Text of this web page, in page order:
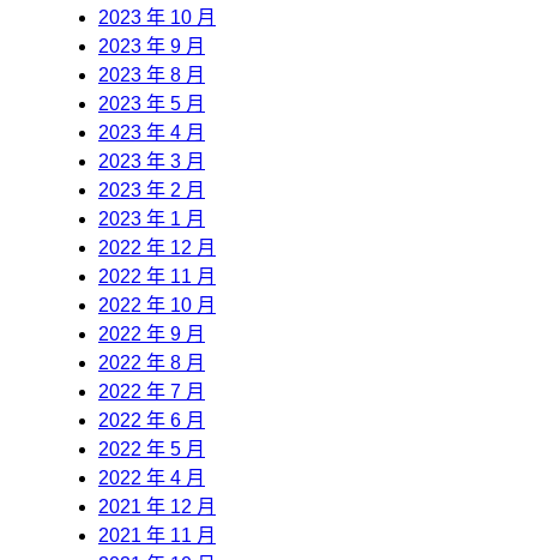
2023 年 10 月
2023 年 9 月
2023 年 8 月
2023 年 5 月
2023 年 4 月
2023 年 3 月
2023 年 2 月
2023 年 1 月
2022 年 12 月
2022 年 11 月
2022 年 10 月
2022 年 9 月
2022 年 8 月
2022 年 7 月
2022 年 6 月
2022 年 5 月
2022 年 4 月
2021 年 12 月
2021 年 11 月